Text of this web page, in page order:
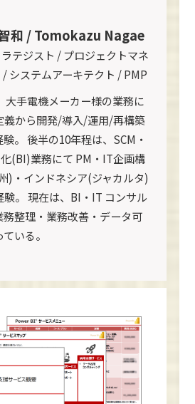
和 / Tomokazu Nagae
テジスト / プロジェクトマネ
/ システムアーキテクト / PMP
大手電機メーカー様の業務に
義から開発/導入/運用/再構築
。 後半の10年程は、SCM・
(BI)業務にて PM・IT企画構
)・インドネシア(ジャカルタ)
。 現在は、BI・IT コンサル
整理・業務改善・データ可
いる。